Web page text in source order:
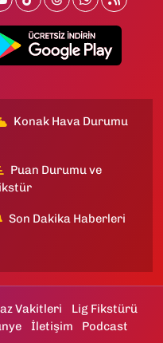
Konak Hava Durumu
Puan Durumu ve
Son Dakika Haberleri
Vakitleri
Lig Fikstürü
İletişim Podcast